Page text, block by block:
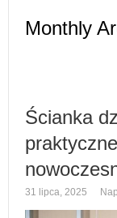
Monthly
Ścianka
31 lipca, 2025